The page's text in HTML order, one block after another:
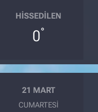
HISSEDILEN
0°
21 MART
CUMARTESI